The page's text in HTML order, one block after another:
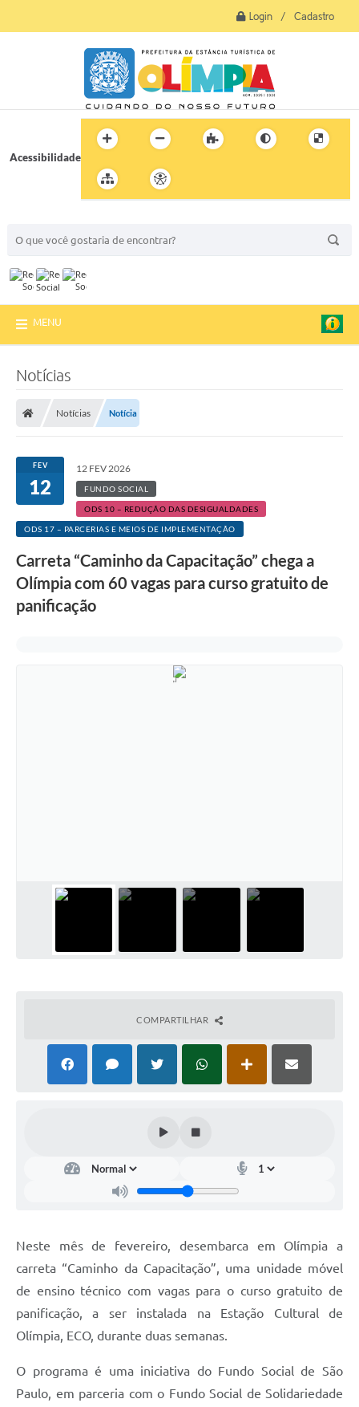
Login / Cadastro
Acessibilidade
MENU
Notícias
Notícias Notícia
FEV
12
12 FEV 2026
FUNDO SOCIAL
ODS 10 – REDUÇÃO DAS DESIGUALDADES
ODS 17 – PARCERIAS E MEIOS DE IMPLEMENTAÇÃO
Carreta “Caminho da Capacitação” chega a
Olímpia com 60 vagas para curso gratuito de
panificação
COMPARTILHAR
Neste mês de fevereiro, desembarca em Olímpia a
carreta “Caminho da Capacitação”, uma unidade móvel
de ensino técnico com vagas para o curso gratuito de
panificação, a ser instalada na Estação Cultural de
Olímpia, ECO, durante duas semanas.
O programa é uma iniciativa do Fundo Social de São
Paulo, em parceria com o Fundo Social de Solidariedade